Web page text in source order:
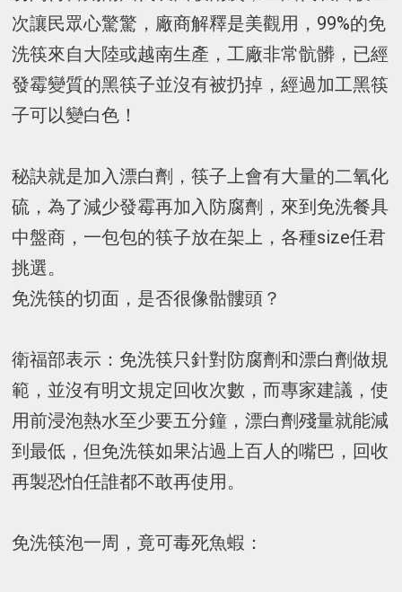
次讓民眾心驚驚，廠商解釋是美觀用，99%的免
洗筷來自大陸或越南生產，工廠非常骯髒，已經
發霉變質的黑筷子並沒有被扔掉，經過加工黑筷
子可以變白色！
秘訣就是加入漂白劑，筷子上會有大量的二氧化
硫，為了減少發霉再加入防腐劑，來到免洗餐具
中盤商，一包包的筷子放在架上，各種size任君
挑選。
免洗筷的切面，是否很像骷髏頭？
衛福部表示：免洗筷只針對防腐劑和漂白劑做規
範，並沒有明文規定回收次數，而專家建議，使
用前浸泡熱水至少要五分鐘，漂白劑殘量就能減
到最低，但免洗筷如果沾過上百人的嘴巴，回收
再製恐怕任誰都不敢再使用。
免洗筷泡一周，竟可毒死魚蝦：